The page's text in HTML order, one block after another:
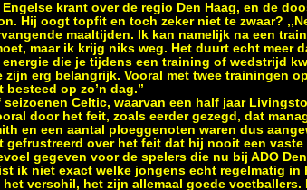
krant over de regio Den Haag, en de
Hij oogt topfit en toch zeker niet te zwaar?
maaltijden. Ik kan namelijk na een
maar ik krijg niks weg. Het duurt echt meer
die je tijdens een training of wedstrijd
erg belangrijk. Vooral met twee trainingen
op zo’n dag.’’
Celtic, waarvan een half jaar
door het feit, zoals eerder gezegd, dat
en een aantal ploeggenoten waren dus
over het feit dat hij nooit een
gegeven voor de spelers die nu bij ADO
ik niet exact welke jongens echt regelmatig in
verschil, het zijn allemaal goede voetballers.